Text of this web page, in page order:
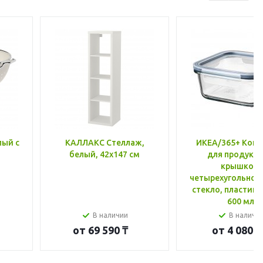
с
КАЛЛАКС Стеллаж,
белый, 42x147 см
В наличии
от 69 590 ₸
ИКЕА/365+
для
крышкой,
стекло, пластик
600 мл
В
от 4 080 ₸